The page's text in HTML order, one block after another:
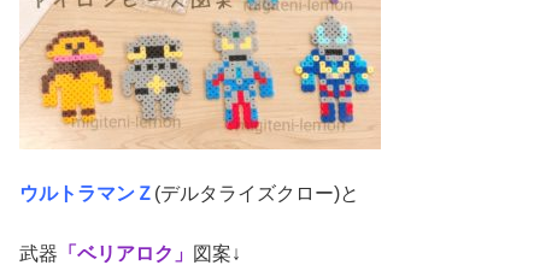
ウルトラマンＺ (デルタライズクロー)と
武器 「ベリアロク」 図案↓